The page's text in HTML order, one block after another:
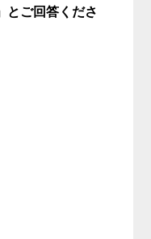
とご回答くださ